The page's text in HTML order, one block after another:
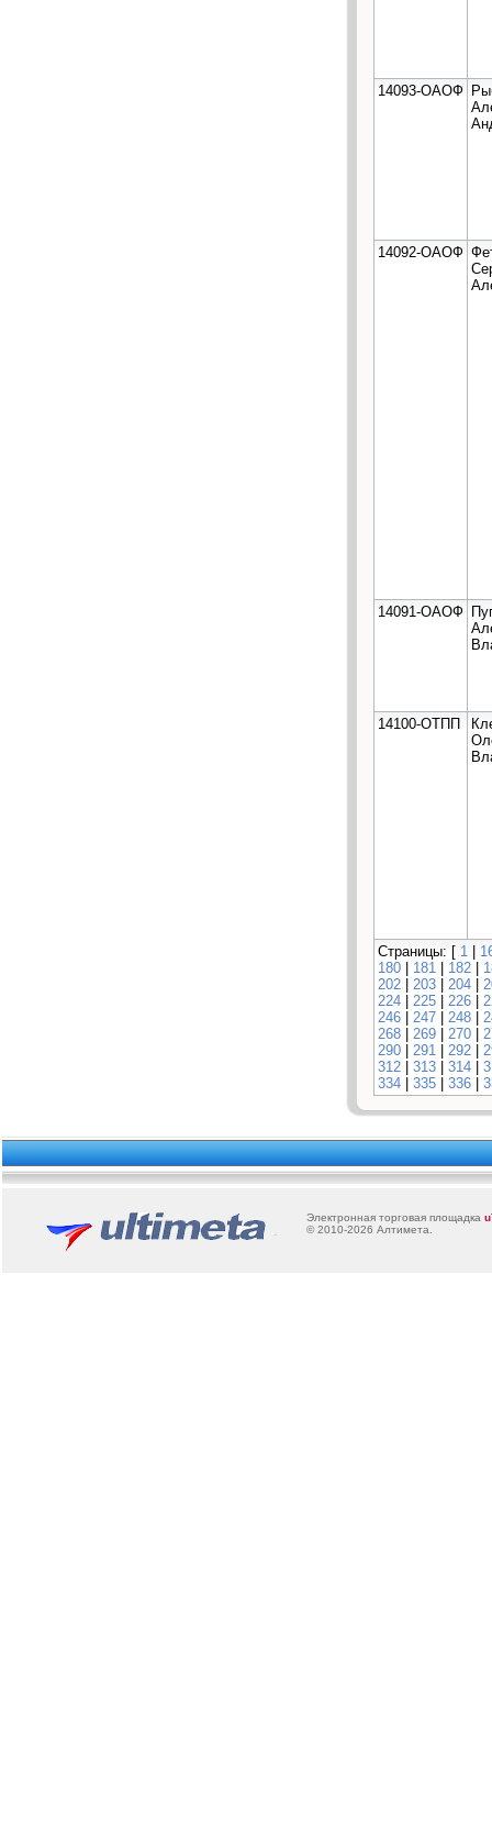
14093-ОАОФ
14092-ОАОФ
14091-ОАОФ
14100-ОТПП
Страницы: [ 1 |
180 | 181 | 182 |
202 | 203 | 204 |
224 | 225 | 226 |
246 | 247 | 248 |
268 | 269 | 270 |
290 | 291 | 292 |
312 | 313 | 314 |
334 | 335 | 336 |
Электронная торговая площадка u
© 2010-2026 Алтимета